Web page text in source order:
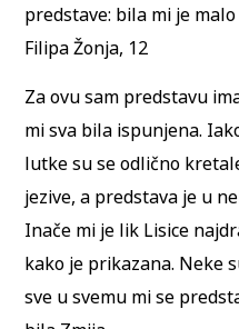
predstave: bila mi je malo
Filipa Žonja, 12
Za ovu sam predstavu
mi sva bila ispunjena.
lutke su se odlično
jezive, a predstava je u
Inače mi je lik Lisice
kako je prikazana. Neke
sve u svemu mi se